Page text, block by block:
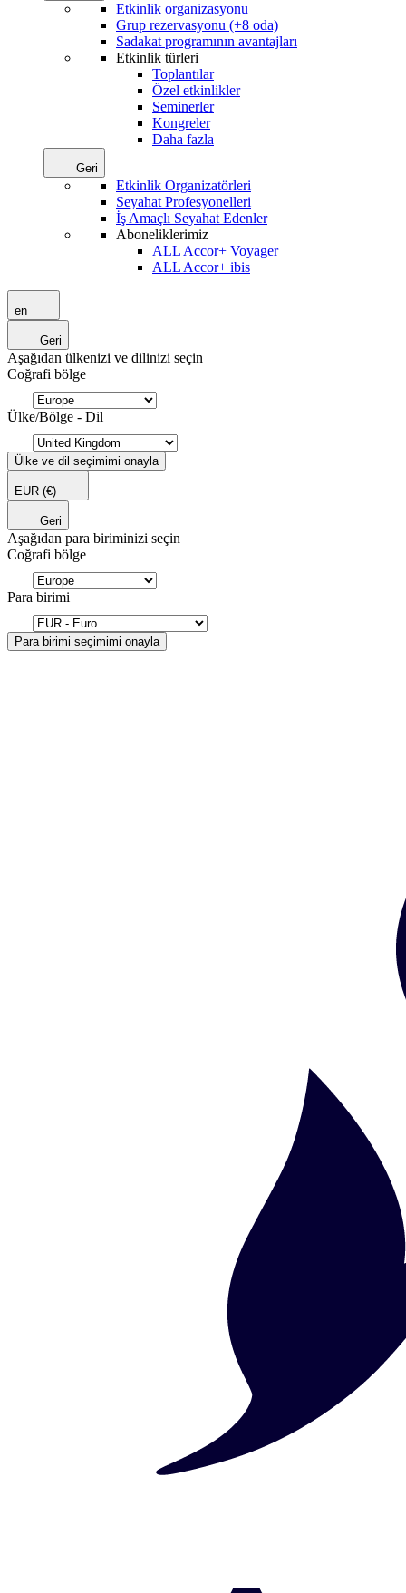
Etkinlik organizasyonu
Grup rezervasyonu (+8 oda)
Sadakat programının avantajları
Etkinlik türleri
Toplantılar
Özel etkinlikler
Seminerler
Kongreler
Daha fazla
Geri
Etkinlik Organizatörleri
Seyahat Profesyonelleri
İş Amaçlı Seyahat Edenler
Aboneliklerimiz
ALL Accor+ Voyager
ALL Accor+ ibis
en
Geri
Aşağıdan ülkenizi ve dilinizi seçin
Coğrafi bölge
Ülke/Bölge - Dil
Ülke ve dil seçimimi onayla
EUR (€)
Geri
Aşağıdan para biriminizi seçin
Coğrafi bölge
Para birimi
Para birimi seçimimi onayla